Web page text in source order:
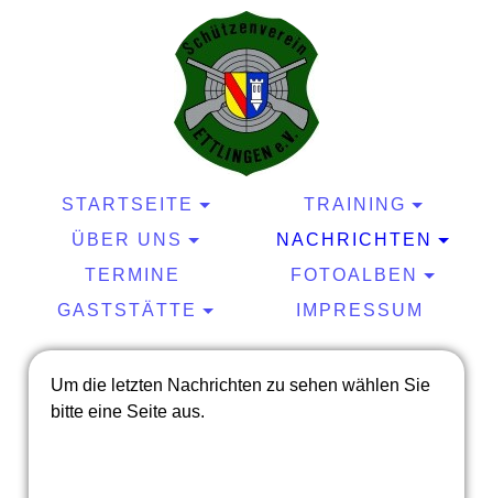
STARTSEITE
TRAINING
ÜBER UNS
NACHRICHTEN
TERMINE
FOTOALBEN
GASTSTÄTTE
IMPRESSUM
Um die letzten Nachrichten zu sehen wählen Sie
bitte eine Seite aus.